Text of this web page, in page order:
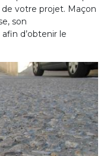
votre projet. Maçon
son
d’obtenir le